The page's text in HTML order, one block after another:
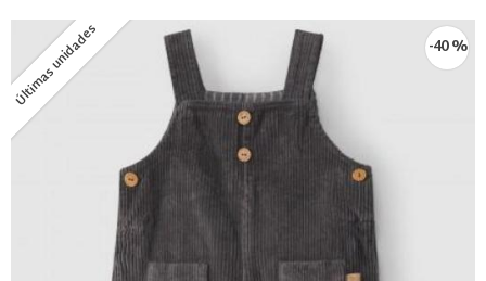
Últimas unidades -40 %